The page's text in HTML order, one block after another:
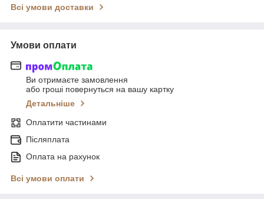
Всі умови доставки
Умови оплати
Ви отримаєте замовлення
або гроші повернуться на вашу картку
Детальніше
Оплатити частинами
Післяплата
Оплата на рахунок
Всі умови оплати